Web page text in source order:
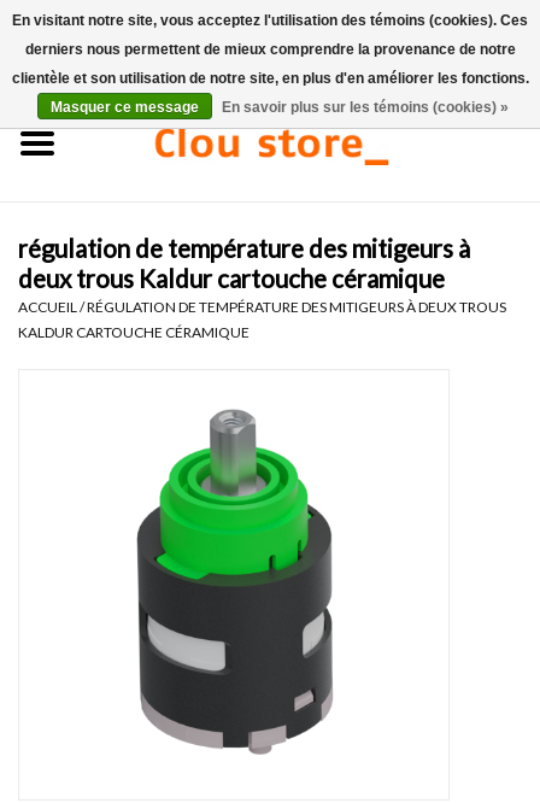
Accueil
Ensembles de lave-mains
Accessoires de salle de bain
pièce de rechange
régulation de température des mitigeurs à
deux trous Kaldur cartouche céramique
ACCUEIL /RÉGULATION DE TEMPÉRATURE DES MITIGEURS À DEUX TROUS
KALDUR CARTOUCHE CÉRAMIQUE
En visitant notre site, vous acceptez l'utilisation des témoins (cookies). Ces
derniers nous permettent de mieux comprendre la provenance de notre
clientèle et son utilisation de notre site, en plus d'en améliorer les fonctions.
Masquer ce message
En savoir plus sur les témoins (cookies) »